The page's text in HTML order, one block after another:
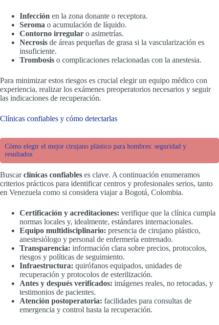
Infección en la zona donante o receptora.
Seroma o acumulación de líquido.
Contorno irregular o asimetrías.
Necrosis de áreas pequeñas de grasa si la vascularización es
insuficiente.
Trombosis o complicaciones relacionadas con la anestesia.
Para minimizar estos riesgos es crucial elegir un equipo médico con
experiencia, realizar los exámenes preoperatorios necesarios y seguir
las indicaciones de recuperación.
Clínicas confiables y cómo detectarlas
Cómo elegir el mejor cirujano plástico para hombres: seguridad y
resultados
Buscarclínicas confiables es clave. A continuación enumeramos
criterios prácticos para identificar centros y profesionales serios, tanto
en Venezuela como si considera viajar a Bogotá, Colombia.
Certificación y acreditaciones: verifique que la clínica cumpla
normas locales y, idealmente, estándares internacionales.
Equipo multidisciplinario: presencia de cirujano plástico,
anestesiólogo y personal de enfermería entrenado.
Transparencia: información clara sobre precios, protocolos,
riesgos y políticas de seguimiento.
Infraestructura: quirófanos equipados, unidades de
recuperación y protocolos de esterilización.
Antes y después verificados: imágenes reales, no retocadas, y
testimonios de pacientes.
Atención postoperatoria: facilidades para consultas de
emergencia y control hasta la recuperación.